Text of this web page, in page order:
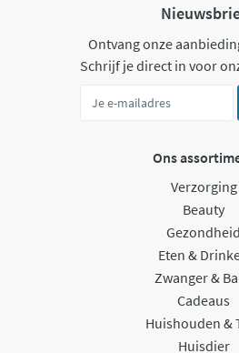
Ontvang onze
Schrijf je direct in voor
Ons
Verzorging
Beauty
Gezondheid
Eten &
Zwanger &
Cadeaus
Huishouden &
Huisdier